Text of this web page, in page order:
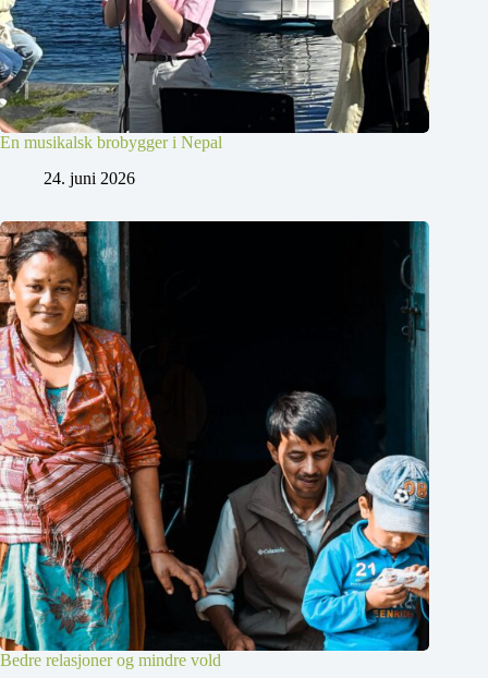
En musikalsk brobygger i Nepal
24. juni 2026
Bedre relasjoner og mindre vold